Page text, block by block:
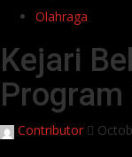
Olahraga
Kejari
Contributor